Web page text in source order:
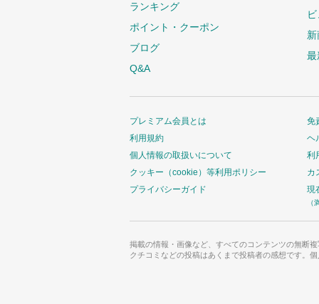
ランキング
ポイント・クーポン
ブログ
Q&A
最
プレミアム会員とは
利用規約
個人情報の取扱いについて
クッキー（cookie）等利用ポリシー
プライバシーガイド
免
ヘ
利
カ
現
（
掲載の情報・画像など、すべてのコンテンツの無断
クチコミなどの投稿はあくまで投稿者の感想です。